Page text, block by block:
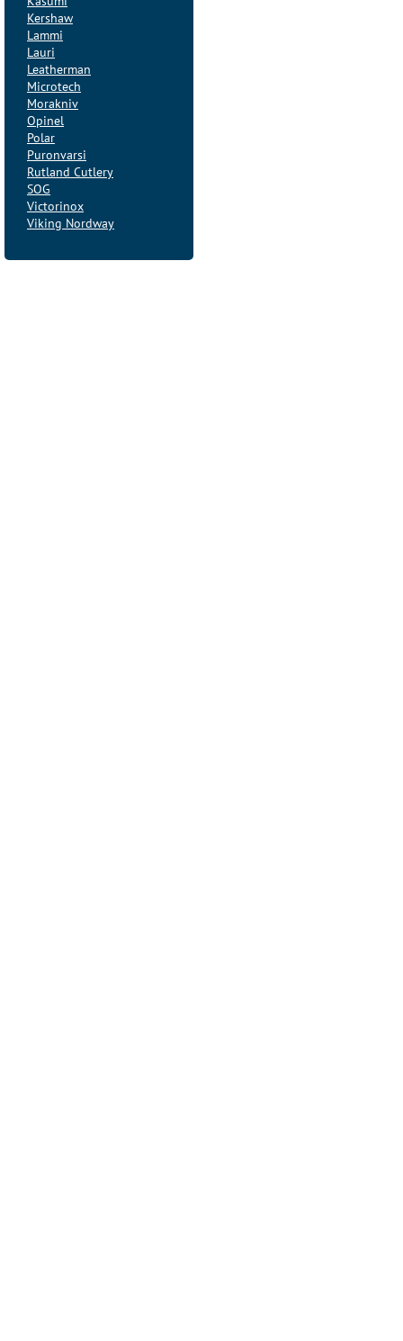
Kershaw
Lammi
Lauri
Leatherman
Microtech
Morakniv
Opinel
Polar
Puronvarsi
Rutland Cutlery
SOG
Victorinox
Viking Nordway